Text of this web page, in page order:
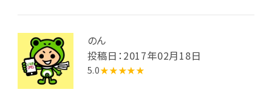
のん
投稿日：2017年02月18日
5.0★★★★★